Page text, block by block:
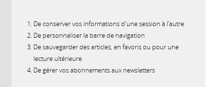
De conserver vos informations d'une session à l'autre
De personnaliser la barre de navigation
De sauvegarder des articles, en favoris ou pour une
lecture ultérieure
De gérer vos abonnements aux newsletters